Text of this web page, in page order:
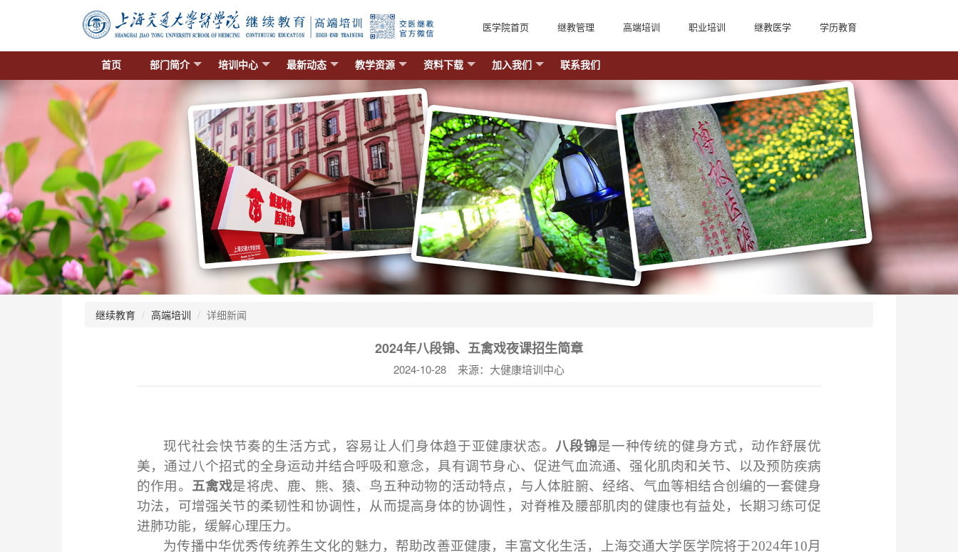
医学院首页 继教管理 高端培训 职业培训 继教医学 学历教育
首页 部门简介 培训中心 最新动态 教学资源 资料下载 加入我们 联系我们
继续教育 高端培训 详细新闻
2024年八段锦、五禽戏夜课招生简章
2024-10-28 来源：大健康培训中心
现代社会快节奏的生活方式，容易让人们身体趋于亚健康状态。 八段锦是一种传统的健身方式，动作舒展优
美，通过八个招式的全身运动并结合呼吸和意念，具有调节身心、促进气血流通、强化肌肉和关节、以及预防疾病
的作用。 五禽戏是将虎、鹿、熊、猿、鸟五种动物的活动特点，与人体脏腑、经络、气血等相结合创编的一套健身
功法， 可增强关节的柔韧性和协调性，从而提高身体的协调性，对脊椎及腰部肌肉的健康也有益处，长期习练可促
进肺功能，缓解心理压力。
为传播中华优秀传统养生文化的魅力，帮助改善亚健康，丰富文化生活，上海交通大学医学院将于2024年10月